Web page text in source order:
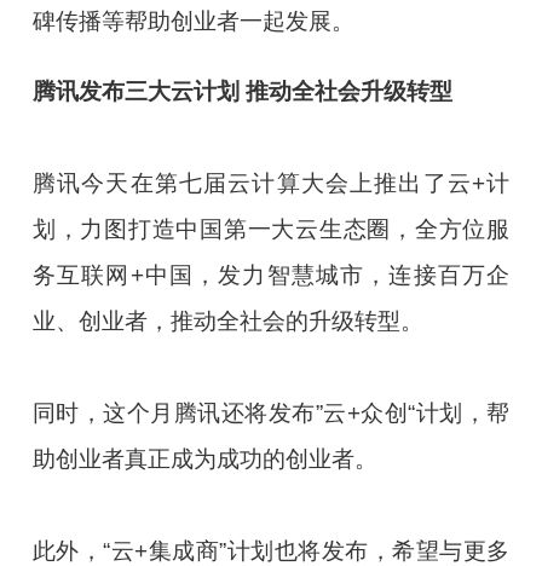
碑传播等帮助创业者一起发展。
腾讯发布三大云计划 推动全社会升级转型
腾讯今天在第七届云计算大会上推出了云+计
划，力图打造中国第一大云生态圈，全方位服
务互联网+中国，发力智慧城市，连接百万企
业、创业者，推动全社会的升级转型。
同时，这个月腾讯还将发布”云+众创“计划，帮
助创业者真正成为成功的创业者。
此外，“云+集成商”计划也将发布，希望与更多